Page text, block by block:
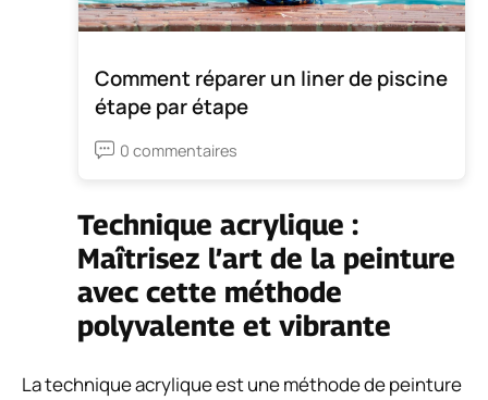
Comment réparer un liner de piscine
étape par étape
0 commentaires
Technique acrylique :
Maîtrisez l’art de la peinture
avec cette méthode
polyvalente et vibrante
La technique acrylique est une méthode de peinture